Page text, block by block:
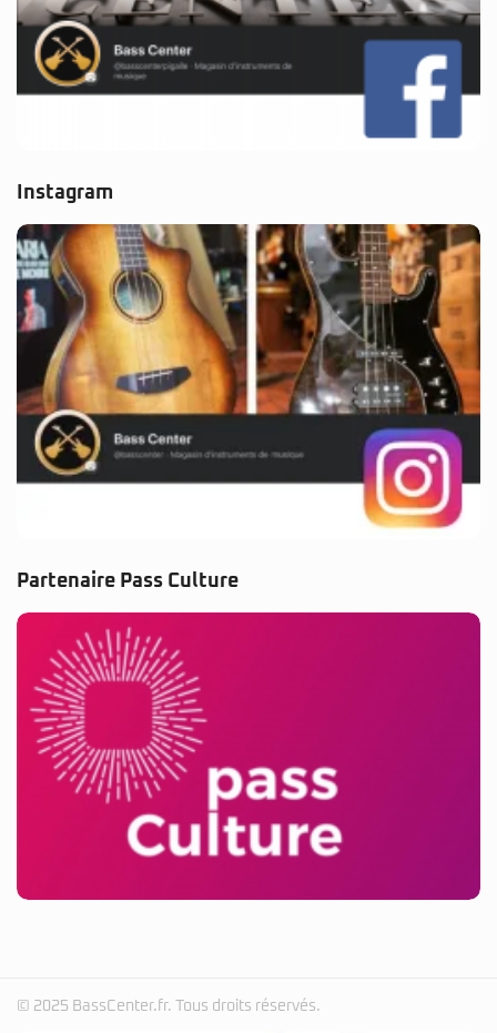
Instagram
Partenaire Pass Culture
© 2025 BassCenter.fr. Tous droits réservés.